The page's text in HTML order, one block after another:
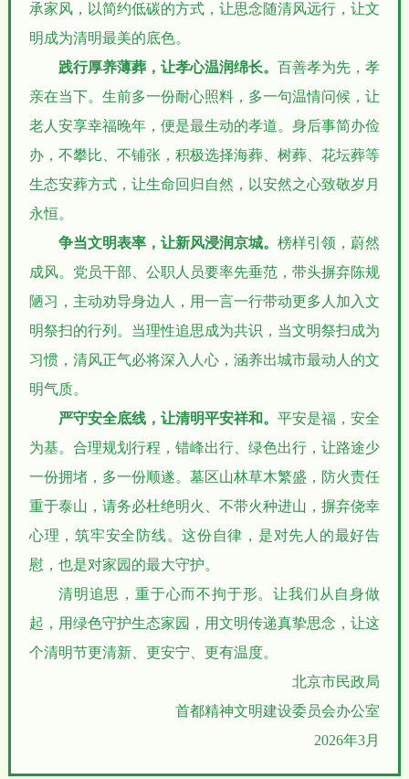
承家风，以简约低碳的方式，让思念随清风远行，让文
明成为清明最美的底色。
践行厚养薄葬，让孝心温润绵长。百善孝为先，孝
亲在当下。生前多一份耐心照料，多一句温情问候，让
老人安享幸福晚年，便是最生动的孝道。身后事简办俭
办，不攀比、不铺张，积极选择海葬、树葬、花坛葬等
生态安葬方式，让生命回归自然，以安然之心致敬岁月
永恒。
争当文明表率，让新风浸润京城。榜样引领，蔚然
成风。党员干部、公职人员要率先垂范，带头摒弃陈规
陋习，主动劝导身边人，用一言一行带动更多人加入文
明祭扫的行列。当理性追思成为共识，当文明祭扫成为
习惯，清风正气必将深入人心，涵养出城市最动人的文
明气质。
严守安全底线，让清明平安祥和。平安是福，安全
为基。合理规划行程，错峰出行、绿色出行，让路途少
一份拥堵，多一份顺遂。墓区山林草木繁盛，防火责任
重于泰山，请务必杜绝明火、不带火种进山，摒弃侥幸
心理，筑牢安全防线。这份自律，是对先人的最好告
慰，也是对家园的最大守护。
清明追思，重于心而不拘于形。让我们从自身做
起，用绿色守护生态家园，用文明传递真挚思念，让这
个清明节更清新、更安宁、更有温度。
北京市民政局
首都精神文明建设委员会办公室
2026年3月